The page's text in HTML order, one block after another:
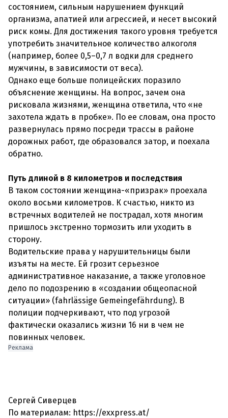
состоянием, сильным нарушением функций
организма, апатией или агрессией, и несет высокий
риск комы. Для достижения такого уровня требуется
употребить значительное количество алкоголя
(например, более 0,5–0,7 л водки для среднего
мужчины, в зависимости от веса).
Однако еще больше полицейских поразило
объяснение женщины. На вопрос, зачем она
рисковала жизнями, женщина ответила, что «не
захотела ждать в пробке». По ее словам, она просто
развернулась прямо посреди трассы в районе
дорожных работ, где образовался затор, и поехала
обратно.
Путь длиной в 8 километров и последствия
В таком состоянии женщина-«призрак» проехала
около восьми километров. К счастью, никто из
встречных водителей не пострадал, хотя многим
пришлось экстренно тормозить или уходить в
сторону.
Водительские права у нарушительницы были
изъяты на месте. Ей грозит серьезное
административное наказание, а также уголовное
дело по подозрению в «создании общеопасной
ситуации» (fahrlässige Gemeingefährdung). В
полиции подчеркивают, что под угрозой
фактически оказались жизни 16 ни в чем не
повинных человек.
Реклама
Сергей Сиверцев
По материалам: https://exxpress.at/